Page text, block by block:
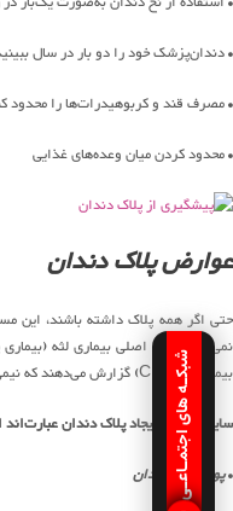
• دندان‌پزشک خود را دو بار در سال
• مصرف قند و کربوهیدرات‌ها را محدود
• محدود کردن میان وعده‌های غذایی
عوارض پلاک دندان
حتی اگر همه پلاک داشته باشند، این
نمی‌شود، علت اصلی بیماری لثه
بیماری‌ها (CDC) گزارش می‌دهند که نیمی از آمریکایی‌ها بیماری پریودنتال دارند.
سایر عوارض ایجاد پلاک دندان عبارت‌اند
•پوسیدگی دندان
شبکـه های اجتمـاعـی